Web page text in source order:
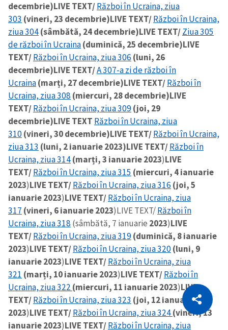
Copiază Link
decembrie)LIVE TEXT/Război în Ucraina, ziua
303 (vineri, 23 decembrie)LIVE TEXT/Război în Ucraina,
ziua 304(sâmbătă, 24 decembrie)LIVE TEXT/Ziua 305
de război în Ucraina(duminică, 25 decembrie)LIVE
TEXT/Război în Ucraina, ziua 306 (luni, 26
decembrie)LIVE TEXT/A 307-a zi de război în
Ucraina(marți, 27 decembrie)LIVE TEXT/Război în
Ucraina, ziua 308 (miercuri, 28 decembrie)LIVE
TEXT/Război în Ucraina, ziua 309(joi, 29
decembrie)LIVE TEXT Război în Ucraina, ziua
310(vineri, 30 decembrie)LIVE TEXT/Război în Ucraina,
ziua 313 (luni, 2 ianuarie 2023)LIVE TEXT/Război în
Ucraina, ziua 314(marți, 3 ianuarie 2023)LIVE
TEXT/Război în Ucraina, ziua 315 (miercuri, 4 ianuarie
2023)LIVE TEXT/Război în Ucraina, ziua 316 (joi, 5
ianuarie 2023)LIVE TEXT/Război în Ucraina, ziua
317 (vineri, 6 ianuarie 2023)LIVE TEXT/Război în
Ucraina, ziua 318 (sâmbătă, 7 ianuarie 2023)LIVE
TEXT/Război în Ucraina, ziua 319(duminică, 8 ianuarie
2023)LIVE TEXT/Război în Ucraina, ziua 320(luni, 9
ianuarie 2023)LIVE TEXT/Război în Ucraina, ziua
321 (marți, 10 ianuarie 2023)LIVE TEXT/Război în
Ucraina, ziua 322 (miercuri, 11 ianuarie 2023)LIVE
TEXT/Război în Ucraina, ziua 323 (joi, 12 ianuarie
2023)LIVE TEXT/Război în Ucraina, ziua 324(vineri, 13
ianuarie 2023)LIVE TEXT/Război în Ucraina, ziua
Citește articolul
CITEȘTE